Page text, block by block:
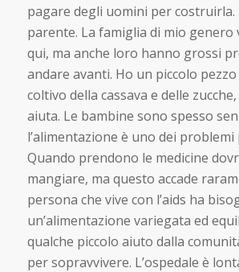
pagare degli uomini per
parente. La famiglia di mio genero
qui, ma anche loro hanno grossi
andare avanti. Ho un piccolo
coltivo della cassava e delle
aiuta. Le bambine sono spesso
l’alimentazione è uno dei problemi
Quando prendono le medicine
mangiare, ma questo accade
persona che vive con l’aids ha
un’alimentazione variegata ed
qualche piccolo aiuto dalla
per sopravvivere. L’ospedale è